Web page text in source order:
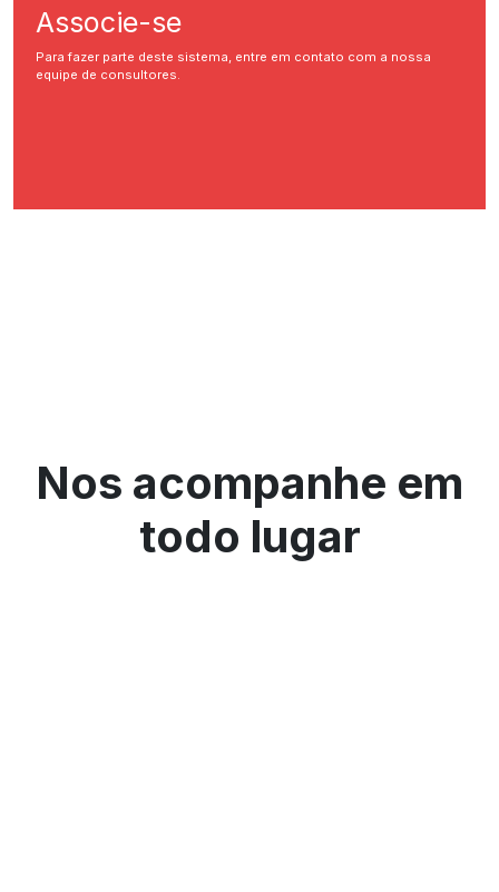
Associe-se
Para fazer parte deste sistema, entre em contato com a nossa
equipe de consultores.
Nos acompanhe em
todo lugar